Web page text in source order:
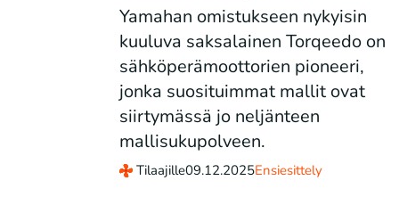
Yamahan omistukseen nykyisin
kuuluva saksalainen Torqeedo on
sähköperämoottorien pioneeri,
jonka suosituimmat mallit ovat
siirtymässä jo neljänteen
mallisukupolveen.
Tilaajille09.12.2025Ensiesittely